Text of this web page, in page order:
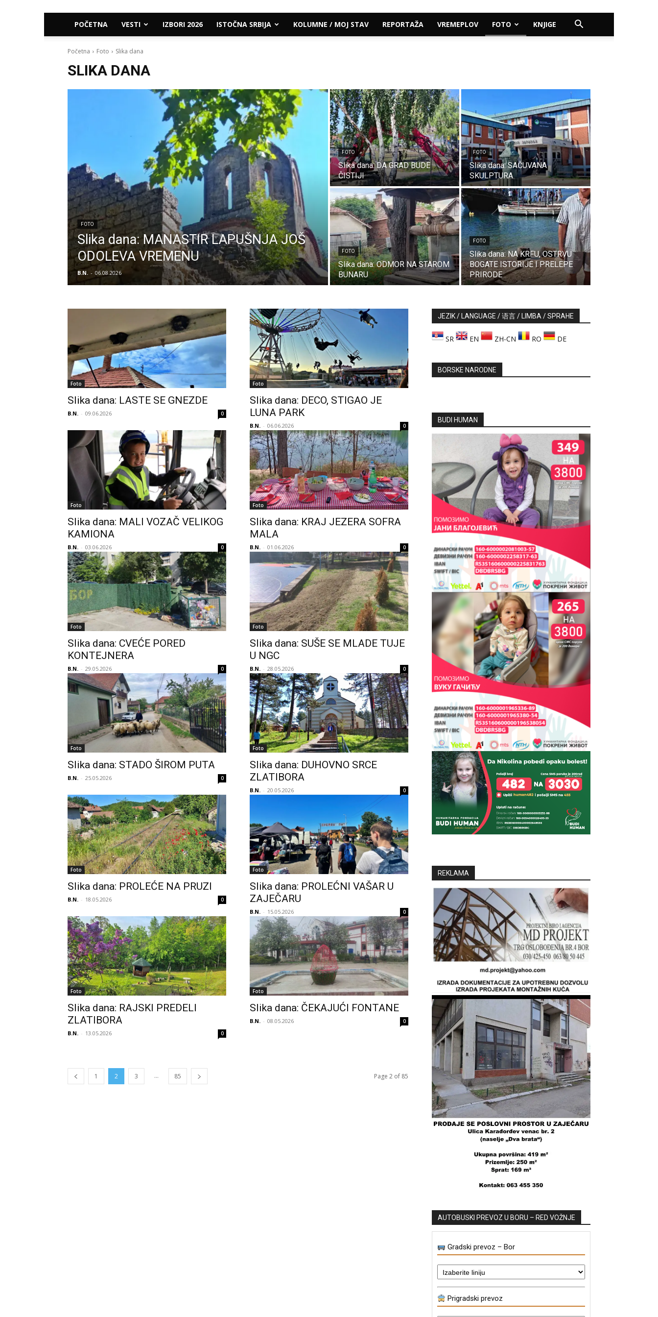
POČETNA VESTI IZBORI 2026 ISTOČNA SRBIJA KOLUMNE / MOJ STAV REPORTAŽA VREMEPLOV FOTO KNJIGE
Početna Foto Slika dana
SLIKA DANA
FOTO
Slika dana: MANASTIR LAPUŠNJA JOŠ
ODOLEVA VREMENU
B.N. - 06.08.2026
FOTO
Slika dana: DA GRAD BUDE
ČISTIJI
FOTO
Slika dana: SAČUVANA
SKULPTURA
FOTO
Slika dana: ODMOR NA STAROM
BUNARU
FOTO
Slika dana: NA KRFU, OSTRVU
BOGATE ISTORIJE I PRELEPE
PRIRODE
Foto
Slika dana: LASTE SE GNEZDE
B.N. - 09.06.2026 0
Foto
Slika dana: DECO, STIGAO JE
LUNA PARK
B.N. - 06.06.2026 0
Foto
Slika dana: MALI VOZAČ VELIKOG
KAMIONA
B.N. - 03.06.2026 0
Foto
Slika dana: KRAJ JEZERA SOFRA
MALA
B.N. - 01.06.2026 0
Foto
Slika dana: CVEĆE PORED
KONTEJNERA
B.N. - 29.05.2026 0
Foto
Slika dana: SUŠE SE MLADE TUJE
U NGC
B.N. - 28.05.2026 0
Foto
Slika dana: STADO ŠIROM PUTA
B.N. - 25.05.2026 0
Foto
Slika dana: DUHOVNO SRCE
ZLATIBORA
B.N. - 20.05.2026 0
Foto
Slika dana: PROLEĆE NA PRUZI
B.N. - 18.05.2026 0
Foto
Slika dana: PROLEĆNI VAŠAR U
ZAJEČARU
B.N. - 15.05.2026 0
Foto
Slika dana: RAJSKI PREDELI
ZLATIBORA
B.N. - 13.05.2026 0
Foto
Slika dana: ČEKAJUĆI FONTANE
B.N. - 08.05.2026 0
1 2 3 ... 85 Page 2 of 85
JEZIK / LANGUAGE / 语言 / LIMBA / SPRAHE
SR EN ZH-CN RO DE
BORSKE NARODNE
BUDI HUMAN
REKLAMA
AUTOBUSKI PREVOZ U BORU – RED VOŽNJE
Gradski prevoz – Bor
Prigradski prevoz